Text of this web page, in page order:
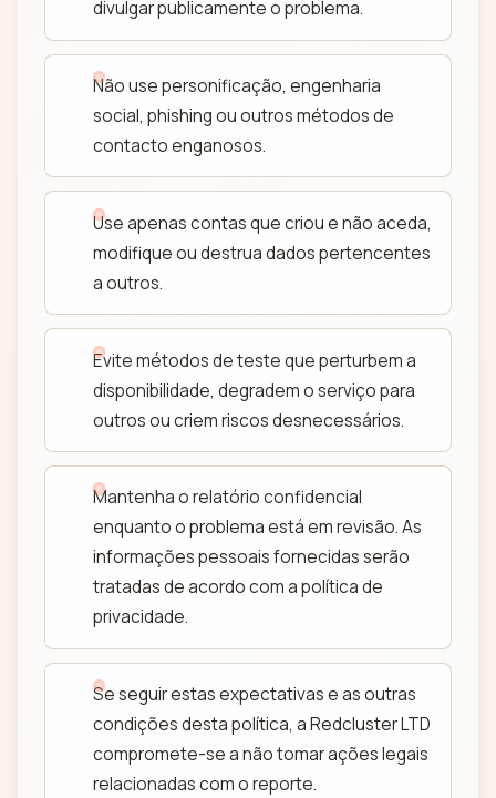
divulgar publicamente o problema.
Não use personificação, engenharia
social, phishing ou outros métodos de
contacto enganosos.
Use apenas contas que criou e não aceda,
modifique ou destrua dados pertencentes
a outros.
Evite métodos de teste que perturbem a
disponibilidade, degradem o serviço para
outros ou criem riscos desnecessários.
Mantenha o relatório confidencial
enquanto o problema está em revisão. As
informações pessoais fornecidas serão
tratadas de acordo com a política de
privacidade.
Se seguir estas expectativas e as outras
condições desta política, a Redcluster LTD
compromete-se a não tomar ações legais
relacionadas com o reporte.